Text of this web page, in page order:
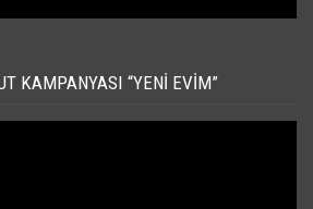
KAMPANYASI “YENI EVIM”